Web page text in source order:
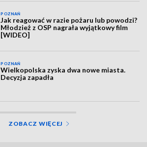
POZNAŃ
Jak reagować w razie pożaru lub powodzi?
Młodzież z OSP nagrała wyjątkowy film
[WIDEO]
POZNAŃ
Wielkopolska zyska dwa nowe miasta.
Decyzja zapadła
ZOBACZ WIĘCEJ